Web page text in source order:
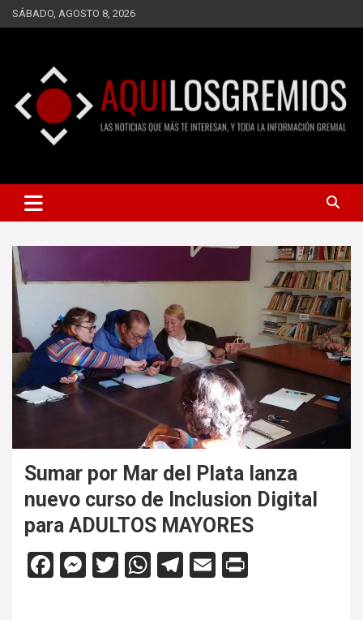
Saltar
al
SÁBADO, AGOSTO 8, 2026
AQUÍ LOS GREMIOS
INFORMACIÓN GREMIAL
Sumar por Mar del Plata lanza
nuevo curso de Inclusion Digital
para ADULTOS MAYORES
F
M T
W T
E